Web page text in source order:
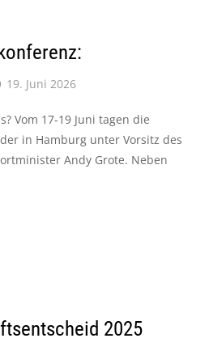
19. Juni 2026
Vom 17-19 Juni tagen die
in Hamburg unter Vorsitz des
Andy Grote. Neben
2025